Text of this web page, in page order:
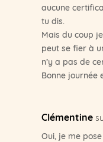
aucune
tu dis.
Mais du coup
peut se fier à
n’y a pas de
Bonne journée
Clémentine
Oui, je me